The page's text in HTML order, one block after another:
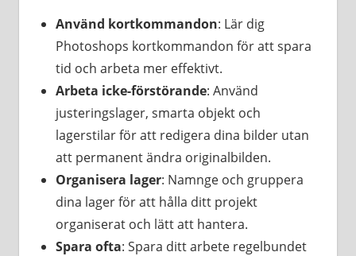
Använd kortkommandon: Lär dig
Photoshops kortkommandon för att spara
tid och arbeta mer effektivt.
Arbeta icke-förstörande: Använd
justeringslager, smarta objekt och
lagerstilar för att redigera dina bilder utan
att permanent ändra originalbilden.
Organisera lager: Namnge och gruppera
dina lager för att hålla ditt projekt
organiserat och lätt att hantera.
Spara ofta: Spara ditt arbete regelbundet